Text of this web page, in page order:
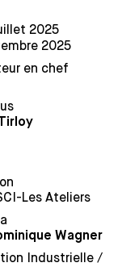
2025
2025
en chef
Les Ateliers
Wagner
Industrielle /